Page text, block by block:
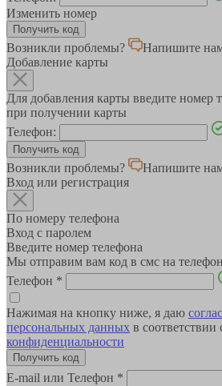
Изменить номер
Возникли проблемы?
Напишите
Добавление карты
Для добавления карты введите номер
при получении карты
Телефон:
Возникли проблемы?
Напишите
Вход или регистрация
По номеру телефона
Вход с паролем
Введите номер телефона
Мы отправим вам код в смс на
Телефон *
Нажимая на кнопку ниже, я даю
персональных данных в соответствии
конфиденциальности
E-mail или Телефон *